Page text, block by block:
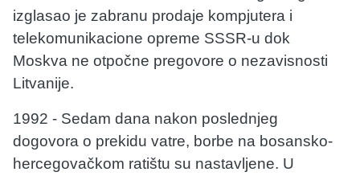
izglasao je zabranu prodaje kompjutera i
telekomunikacione opreme SSSR-u dok
Moskva ne otpočne pregovore o nezavisnosti
Litvanije.
1992 - Sedam dana nakon poslednjeg
dogovora o prekidu vatre, borbe na bosansko-
hercegovačkom ratištu su nastavljene. U